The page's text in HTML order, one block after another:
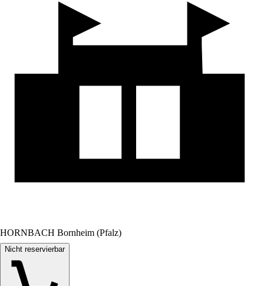
HORNBACH Bornheim (Pfalz)
Nicht reservierbar